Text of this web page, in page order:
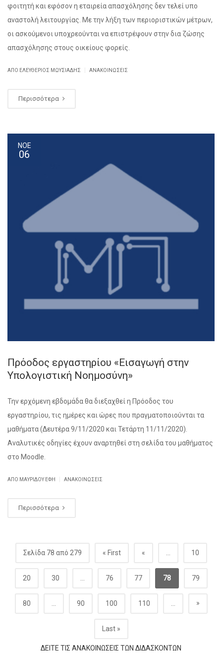
φοιτητή και εφόσον η εταιρεία απασχόλησης δεν τελεί υπο
αναστολή λειτουργίας. Με την λήξη των περιοριστικών μέτρων,
οι ασκούμενοι υποχρεούνται να επιστρέψουν στην δια ζώσης
απασχόλησης στους οικείους φορείς.
ΑΠΌ ΕΛΕΥΘΈΡΙΟΣ ΜΩΥΣΙΆΔΗΣ ΑΝΑΚΟΙΝΏΣΕΙΣ
Περισσότερα
ΝΟΕ
06
Πρόοδος εργαστηρίου «Εισαγωγή στην
Υπολογιστική Νοημοσύνη»
Την ερχόμενη εβδομάδα θα διεξαχθεί η Πρόοδος του
εργαστηρίου, τις ημέρες και ώρες που πραγματοποιούνται τα
μαθήματα (Δευτέρα 9/11/2020 και Τετάρτη 11/11/2020).
Αναλυτικές οδηγίες έχουν αναρτηθεί στη σελίδα του μαθήματος
στο Moodle.
ΑΠΌ ΜΑΥΡΙΔΟΥ ΕΦΗ ΑΝΑΚΟΙΝΏΣΕΙΣ
Περισσότερα
Σελίδα 78 από 279 « First « 10
20 30 76 77 78 79
80 90 100 110 »
Last »
ΔΕΊΤΕ ΤΙΣ ΑΝΑΚΟΙΝΏΣΕΙΣ ΤΩΝ ΔΙΔΆΣΚΟΝΤΩΝ